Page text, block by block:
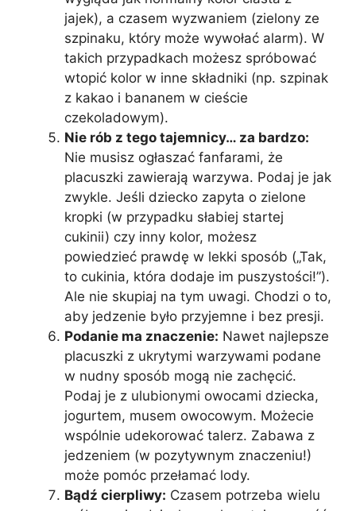
jajek), a czasem wyzwaniem (zielony ze
szpinaku, który może wywołać alarm). W
takich przypadkach możesz spróbować
wtopić kolor w inne składniki (np. szpinak
z kakao i bananem w cieście
czekoladowym).
Nie rób z tego tajemnicy… za bardzo:
Nie musisz ogłaszać fanfarami, że
placuszki zawierają warzywa. Podaj je jak
zwykle. Jeśli dziecko zapyta o zielone
kropki (w przypadku słabiej startej
cukinii) czy inny kolor, możesz
powiedzieć prawdę w lekki sposób („Tak,
to cukinia, która dodaje im puszystości!”).
Ale nie skupiaj na tym uwagi. Chodzi o to,
aby jedzenie było przyjemne i bez presji.
Podanie ma znaczenie: Nawet najlepsze
placuszki z ukrytymi warzywami podane
w nudny sposób mogą nie zachęcić.
Podaj je z ulubionymi owocami dziecka,
jogurtem, musem owocowym. Możecie
wspólnie udekorować talerz. Zabawa z
jedzeniem (w pozytywnym znaczeniu!)
może pomóc przełamać lody.
Bądź cierpliwy: Czasem potrzeba wielu